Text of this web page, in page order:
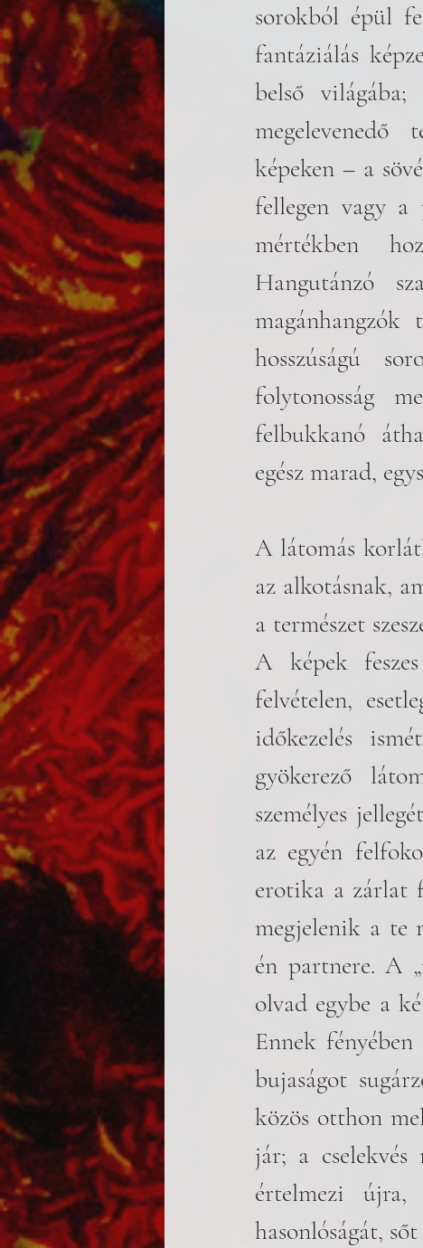
sorokból épül
fantáziálás
belső
képeken – a
fellegen vagy
mértékben
Hangutánzó
magánhangzók
hosszúságú
folytonosság
felbukkanó
egész marad,
A látomás
az alkotásnak,
a természet
A képek
felvételen,
időkezelés
gyökerező
személyes
az egyén
erotika a zárlat
megjelenik a te
én partnere. A
olvad egybe a
Ennek
bujaságot
közös otthon
jár; a cselekvés
értelmezi újra,
hasonlóságát, sőt